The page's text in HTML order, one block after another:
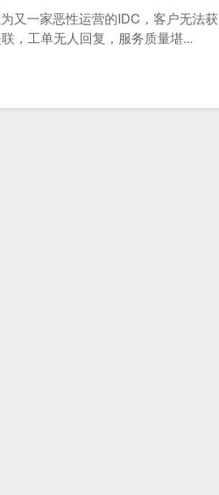
又一家恶性运营的IDC，客户无法获
，工单无人回复，服务质量堪...